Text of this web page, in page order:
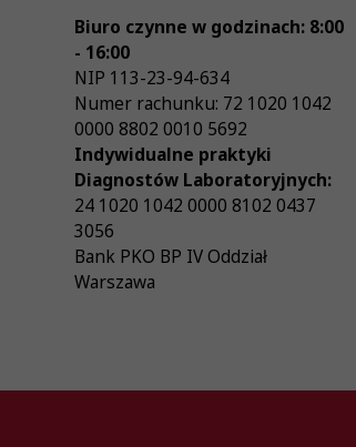
Biuro czynne w godzinach: 8:00
- 16:00
NIP 113-23-94-634
Numer rachunku: 72 1020 1042
0000 8802 0010 5692
Indywidualne praktyki
Diagnostów Laboratoryjnych:
24 1020 1042 0000 8102 0437
3056
Bank PKO BP IV Oddział
Warszawa